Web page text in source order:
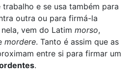
e se usa também para
outra ou para firmá-la
vem do Latim morso,
mordere. Tanto é assim que as
entre si para firmar um
.